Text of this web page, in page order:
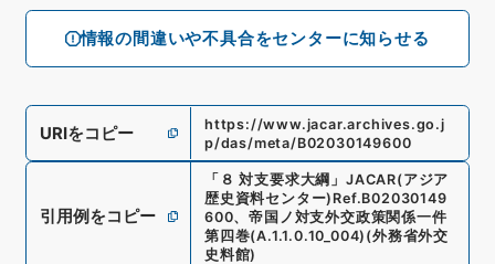
情報の間違いや不具合をセンターに知らせる
URIをコピー
https://www.jacar.archives.go.j
p/das/meta/B02030149600
引用例をコピー
「 ８ 対支要求大綱 」 JACAR(アジア
歴史資料センター) Ref.B02030149
600、帝国ノ対支外交政策関係一件
第四巻(A.1.1.0.10_004) (外務省外交
史料館)